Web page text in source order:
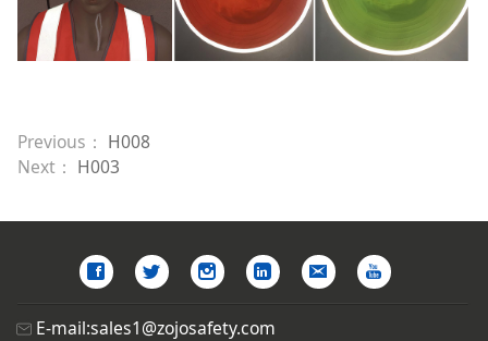
Previous： H008
Next： H003
E-mail:sales1@zojosafety.com